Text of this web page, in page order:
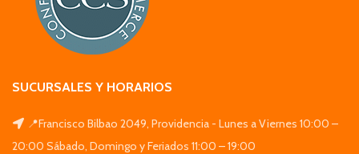
SUCURSALES Y HORARIOS
📍Francisco Bilbao 2049, Providencia - Lunes a Viernes 10:00 –
20:00 Sábado, Domingo y Feriados 11:00 – 19:00